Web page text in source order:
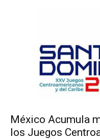
México Acumula
los Juegos